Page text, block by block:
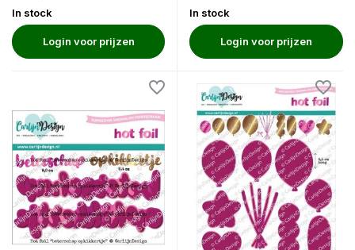
In stock
Login voor prijzen
In stock
Login voor prijzen